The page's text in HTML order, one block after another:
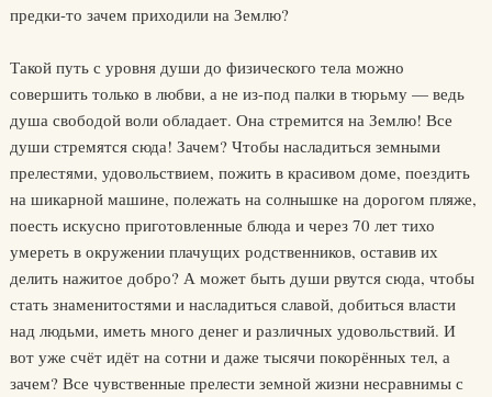
предки-то зачем приходили на Землю?
Такой путь с уровня души до физического тела можно
совершить только в любви, а не из-под палки в тюрьму — ведь
душа свободой воли обладает. Она стремится на Землю! Все
души стремятся сюда! Зачем? Чтобы насладиться земными
прелестями, удовольствием, пожить в красивом доме, поездить
на шикарной машине, полежать на солнышке на дорогом пляже,
поесть искусно приготовленные блюда и через 70 лет тихо
умереть в окружении плачущих родственников, оставив их
делить нажитое добро? А может быть души рвутся сюда, чтобы
стать знаменитостями и насладиться славой, добиться власти
над людьми, иметь много денег и различных удовольствий. И
вот уже счёт идёт на сотни и даже тысячи покорённых тел, а
зачем? Все чувственные прелести земной жизни несравнимы с